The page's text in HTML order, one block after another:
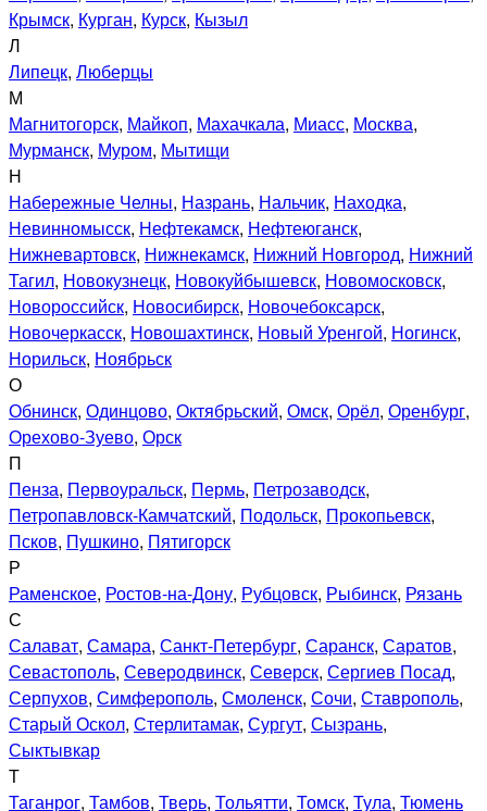
Крымск, Курган, Курск, Кызыл
Л
Липецк, Люберцы
М
Магнитогорск, Майкоп, Махачкала, Миасс, Москва,
Мурманск, Муром, Мытищи
Н
Набережные Челны, Назрань, Нальчик, Находка,
Невинномысск, Нефтекамск, Нефтеюганск,
Нижневартовск, Нижнекамск, Нижний Новгород, Нижний
Тагил, Новокузнецк, Новокуйбышевск, Новомосковск,
Новороссийск, Новосибирск, Новочебоксарск,
Новочеркасск, Новошахтинск, Новый Уренгой, Ногинск,
Норильск, Ноябрьск
О
Обнинск, Одинцово, Октябрьский, Омск, Орёл, Оренбург,
Орехово-Зуево, Орск
П
Пенза, Первоуральск, Пермь, Петрозаводск,
Петропавловск-Камчатский, Подольск, Прокопьевск,
Псков, Пушкино, Пятигорск
Р
Раменское, Ростов-на-Дону, Рубцовск, Рыбинск, Рязань
С
Салават, Самара, Санкт-Петербург, Саранск, Саратов,
Севастополь, Северодвинск, Северск, Сергиев Посад,
Серпухов, Симферополь, Смоленск, Сочи, Ставрополь,
Старый Оскол, Стерлитамак, Сургут, Сызрань,
Сыктывкар
Т
Таганрог, Тамбов, Тверь, Тольятти, Томск, Тула, Тюмень